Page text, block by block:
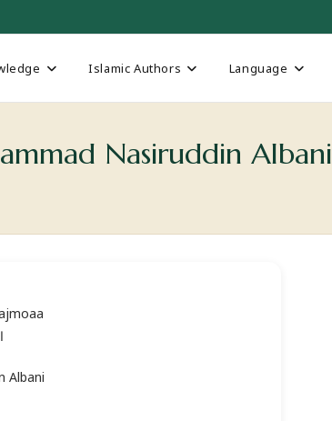
Islamic Authors Language
Nasiruddin Albani
Albani